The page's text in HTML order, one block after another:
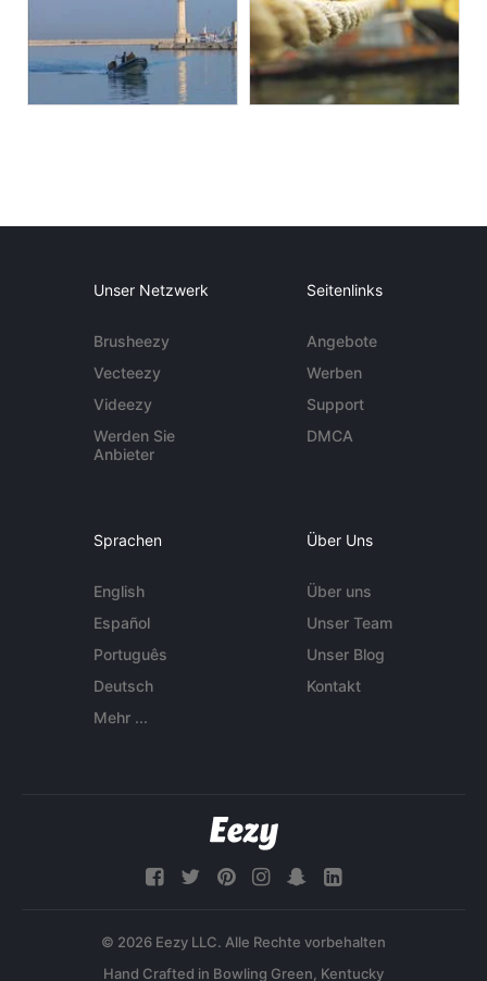
Unser Netzwerk
Brusheezy
Vecteezy
Videezy
Werden Sie
Anbieter
Seitenlinks
Angebote
Werben
Support
DMCA
Sprachen
English
Español
Português
Deutsch
Mehr ...
Über Uns
Über uns
Unser Team
Unser Blog
Kontakt
© 2026 Eezy LLC. Alle Rechte vorbehalten